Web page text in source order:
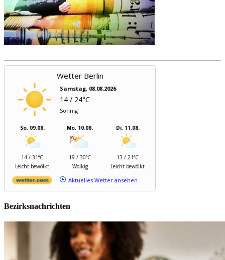
Wetter Berlin
Samstag, 08.08.2026
14 / 24°C
Sonnig
So, 09.08.
14 / 31°C
Leicht bewölkt
Mo, 10.08.
19 / 30°C
Wolkig
Di, 11.08.
13 / 21°C
Leicht bewölkt
Aktuelles Wetter ansehen
Bezirksnachrichten